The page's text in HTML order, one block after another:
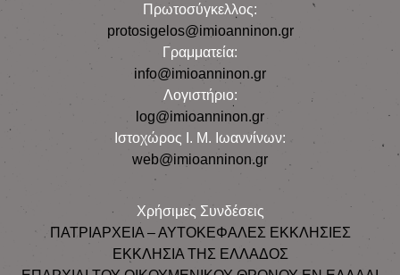
Πρωτοσύγκελλος:
protosigelos@imioanninon.gr
Γραμματεία:
info@imioanninon.gr
Λογιστήριο:
log@imioanninon.gr
Ιστοχώρος Ι. Μ. Ιωαννίνων:
web@imioanninon.gr
Χρήσιμες Συνδέσεις
ΠΑΤΡΙΑΡΧΕΙΑ – ΑΥΤΟΚΕΦΑΛΕΣ ΕΚΚΛΗΣΙΕΣ
ΕΚΚΛΗΣΙΑ ΤΗΣ ΕΛΛΑΔΟΣ